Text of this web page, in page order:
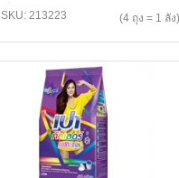
SKU: 213223 (4 ถุง = 1 ลัง)